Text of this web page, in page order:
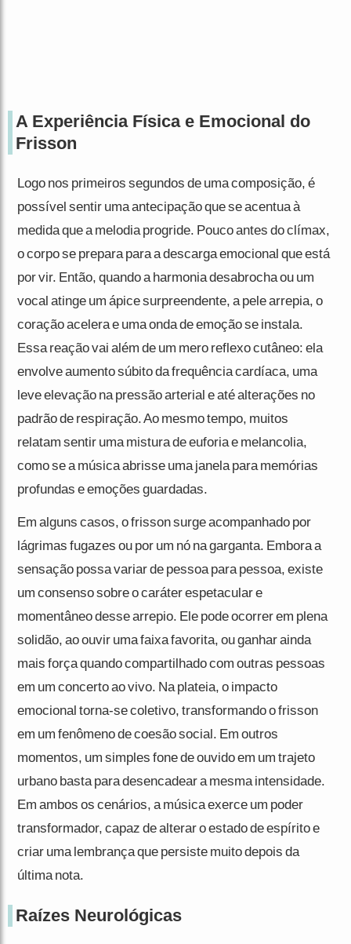
A Experiência Física e Emocional do
Frisson
Logo nos primeiros segundos de uma composição, é
possível sentir uma antecipação que se acentua à
medida que a melodia progride. Pouco antes do clímax,
o corpo se prepara para a descarga emocional que está
por vir. Então, quando a harmonia desabrocha ou um
vocal atinge um ápice surpreendente, a pele arrepia, o
coração acelera e uma onda de emoção se instala.
Essa reação vai além de um mero reflexo cutâneo: ela
envolve aumento súbito da frequência cardíaca, uma
leve elevação na pressão arterial e até alterações no
padrão de respiração. Ao mesmo tempo, muitos
relatam sentir uma mistura de euforia e melancolia,
como se a música abrisse uma janela para memórias
profundas e emoções guardadas.
Em alguns casos, o frisson surge acompanhado por
lágrimas fugazes ou por um nó na garganta. Embora a
sensação possa variar de pessoa para pessoa, existe
um consenso sobre o caráter espetacular e
momentâneo desse arrepio. Ele pode ocorrer em plena
solidão, ao ouvir uma faixa favorita, ou ganhar ainda
mais força quando compartilhado com outras pessoas
em um concerto ao vivo. Na plateia, o impacto
emocional torna-se coletivo, transformando o frisson
em um fenômeno de coesão social. Em outros
momentos, um simples fone de ouvido em um trajeto
urbano basta para desencadear a mesma intensidade.
Em ambos os cenários, a música exerce um poder
transformador, capaz de alterar o estado de espírito e
criar uma lembrança que persiste muito depois da
última nota.
Raízes Neurológicas